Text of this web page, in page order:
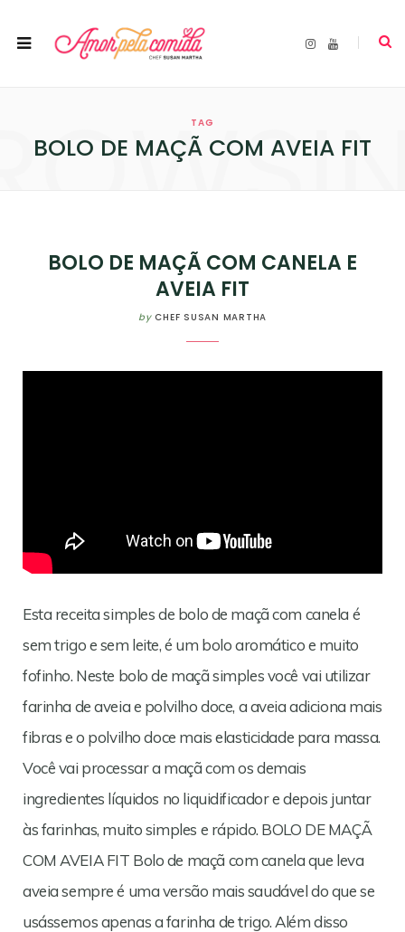
I
Y
TAG
BOLO DE MAÇÃ COM AVEIA FIT
BOLO DE MAÇÃ COM CANELA E
AVEIA FIT
by CHEF SUSAN MARTHA
Esta receita simples de bolo de maçã com canela é
sem trigo e sem leite, é um bolo aromático e muito
fofinho. Neste bolo de maçã simples você vai utilizar
farinha de aveia e polvilho doce, a aveia adiciona mais
fibras e o polvilho doce mais elasticidade para massa.
Você vai processar a maçã com os demais
ingredientes líquidos no liquidificador e depois juntar
às farinhas, muito simples e rápido. BOLO DE MAÇÃ
COM AVEIA FIT Bolo de maçã com canela que leva
aveia sempre é uma versão mais saudável do que se
usássemos apenas a farinha de trigo. Além disso